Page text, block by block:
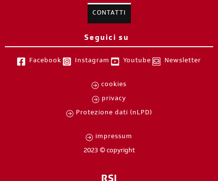
CONTATTI
Seguici su
Facebook Instagram Youtube Newsletter
cookies
privacy
Protezione dati (nLPD)
impressum
2023 © copyright